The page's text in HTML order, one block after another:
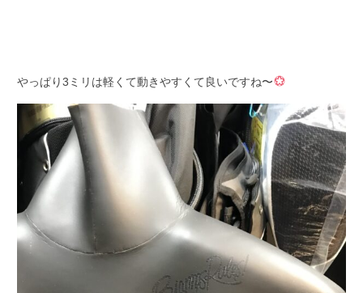
やっぱり3ミリは軽くて動きやすくて良いですね〜